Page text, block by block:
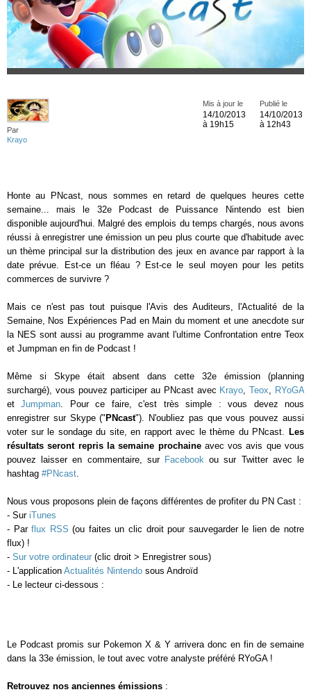
Par
Krayo
Publié le
14/10/2013
à 12h43
Mis à jour le
14/10/2013
à 19h15
Honte au PNcast, nous sommes en retard de quelques heures cette
semaine... mais le 32e Podcast de Puissance Nintendo est bien
disponible aujourd'hui. Malgré des emplois du temps chargés, nous avons
réussi à enregistrer une émission un peu plus courte que d'habitude avec
un thème principal sur la distribution des jeux en avance par rapport à la
date prévue. Est-ce un fléau ? Est-ce le seul moyen pour les petits
commerces de survivre ?
Mais ce n'est pas tout puisque l'Avis des Auditeurs, l'Actualité de la
Semaine, Nos Expériences Pad en Main du moment et une anecdote sur
la NES sont aussi au programme avant l'ultime Confrontation entre Teox
et Jumpman en fin de Podcast !
Même si Skype était absent dans cette 32e émission (planning
surchargé), vous pouvez participer au PNcast avec Krayo,Teox, RYoGA
etJumpman. Pour ce faire, c'est très simple : vous devez nous
enregistrer sur Skype (" PNcast"). N'oubliez pas que vous pouvez aussi
voter sur le sondage du site, en rapport avec le thème du PNcast. Les
résultats seront repris la semaine prochaineavec vos avis que vous
pouvez laisser en commentaire, sur Facebook ou sur Twitter avec le
hashtag #PNcast.
Nous vous proposons plein de façons différentes de profiter du PN Cast :
- Sur iTunes
- Parflux RSS (ou faites un clic droit pour sauvegarder le lien de notre
flux) !
- Sur votre ordinateur (clic droit > Enregistrer sous)
- L'application Actualités Nintendo sous Androïd
- Le lecteur ci-dessous :
Le Podcast promis sur Pokemon X & Y arrivera donc en fin de semaine
dans la 33e émission, le tout avec votre analyste préféré RYoGA !
Retrouvez nos anciennes émissions :